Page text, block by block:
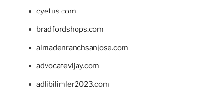
cyetus.com
bradfordshops.com
almadenranchsanjose.com
advocatevijay.com
adlibilimler2023.com